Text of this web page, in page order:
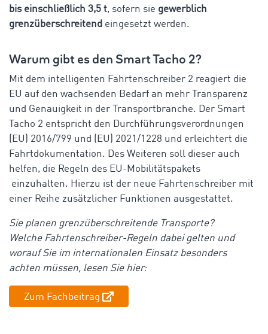
bis einschließlich 3,5 t, sofern sie gewerblich
grenzüberschreitend eingesetzt werden.
Warum gibt es den Smart Tacho 2?
Mit dem intelligenten Fahrtenschreiber 2 reagiert die
EU auf den wachsenden Bedarf an mehr Transparenz
und Genauigkeit in der Transportbranche. Der Smart
Tacho 2 entspricht den Durchführungsverordnungen
(EU) 2016/799 und (EU) 2021/1228 und erleichtert die
Fahrtdokumentation. Des Weiteren soll dieser auch
helfen, die Regeln des EU-Mobilitätspakets
einzuhalten. Hierzu ist der neue Fahrtenschreiber mit
einer Reihe zusätzlicher Funktionen ausgestattet.
Sie planen grenzüberschreitende Transporte?
Welche Fahrtenschreiber-Regeln dabei gelten und
worauf Sie im internationalen Einsatz besonders
achten müssen, lesen Sie hier:
Zum Fachbeitrag